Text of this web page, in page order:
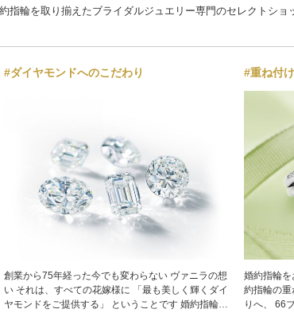
指輪を取り揃えたブライダルジュエリー専門のセレクトショ
#ダイヤモンドへのこだわり
創業から75年経った今でも変わらない ヴァニラの想
い それは、すべての花嫁様に 「最も美しく輝くダイ
ヤモンドをご提供する」 ということです 婚約指輪の
#重ね付
婚約指輪をお
約指輪の
りへ、 66ブランド5500種類以上もの デザインバリ